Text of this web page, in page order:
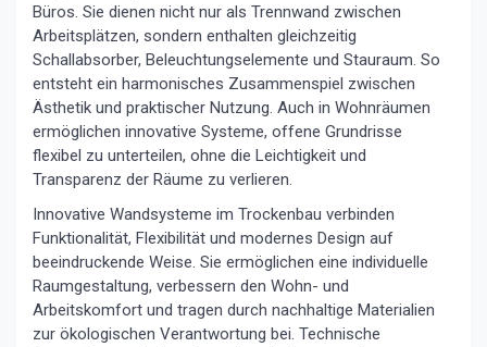
Büros. Sie dienen nicht nur als Trennwand zwischen
Arbeitsplätzen, sondern enthalten gleichzeitig
Schallabsorber, Beleuchtungselemente und Stauraum. So
entsteht ein harmonisches Zusammenspiel zwischen
Ästhetik und praktischer Nutzung. Auch in Wohnräumen
ermöglichen innovative Systeme, offene Grundrisse
flexibel zu unterteilen, ohne die Leichtigkeit und
Transparenz der Räume zu verlieren.
Innovative Wandsysteme im Trockenbau verbinden
Funktionalität, Flexibilität und modernes Design auf
beeindruckende Weise. Sie ermöglichen eine individuelle
Raumgestaltung, verbessern den Wohn- und
Arbeitskomfort und tragen durch nachhaltige Materialien
zur ökologischen Verantwortung bei. Technische